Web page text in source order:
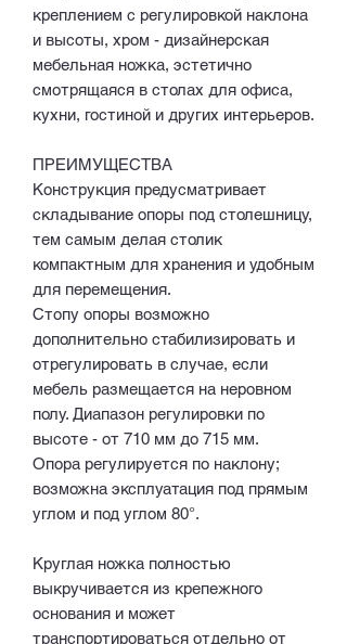
креплением с регулировкой наклона
и высоты, хром - дизайнерская
мебельная ножка, эстетично
смотрящаяся в столах для офиса,
кухни, гостиной и других интерьеров.
ПРЕИМУЩЕСТВА
Конструкция предусматривает
складывание опоры под столешницу,
тем самым делая столик
компактным для хранения и удобным
для перемещения.
Стопу опоры возможно
дополнительно стабилизировать и
отрегулировать в случае, если
мебель размещается на неровном
полу. Диапазон регулировки по
высоте - от 710 мм до 715 мм.
Опора регулируется по наклону;
возможна эксплуатация под прямым
углом и под углом 80°.
Круглая ножка полностью
выкручивается из крепежного
основания и может
транспортироваться отдельно от